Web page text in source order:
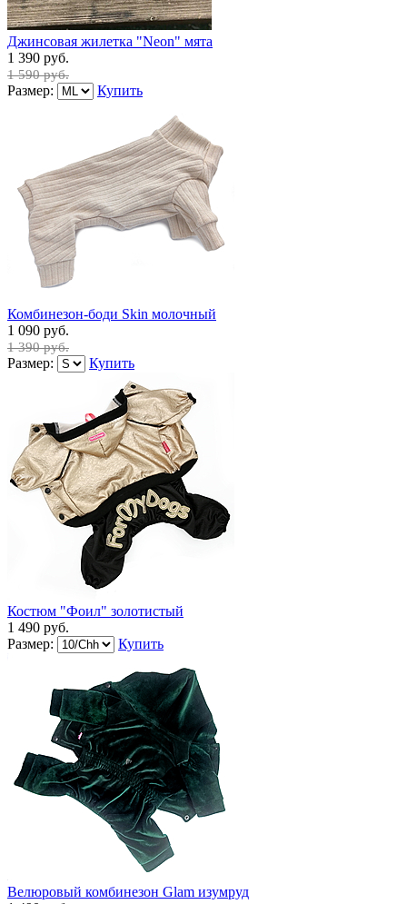
Джинсовая жилетка "Neon" мята
1 390 руб.
1 590 руб.
Размер: Купить
Комбинезон-боди Skin молочный
1 090 руб.
1 390 руб.
Размер: Купить
Костюм "Фоил" золотистый
1 490 руб.
Размер:
Купить
Велюровый комбинезон Glam изумруд